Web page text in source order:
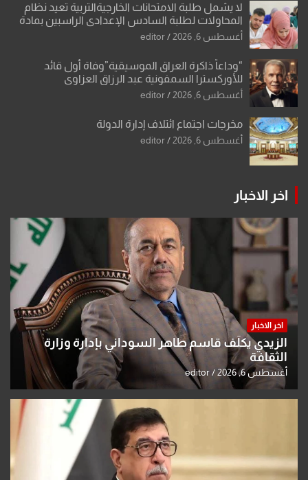
لا يشمل طلبة الامتحانات الخارجيةالتربية تعيد نظام
المحاولات لطلبة السادس الإعدادي الراسبين بمادة
أو مادتين
أغسطس 6, 2026 editor
“وداعاً ذاكرة العراق الموسيقية”وفاة أول قائد
للأوركسترا السمفونية عبد الرزاق العزاوي
أغسطس 6, 2026 editor
مخرجات اجتماع ائتلاف إدارة الدولة
أغسطس 6, 2026 editor
اخر الاخبار
اخر الاخبار
الزيدي يكلّف قاسم طاهر السوداني بإدارة وزارة
الثقافة
أغسطس 6, 2026 editor